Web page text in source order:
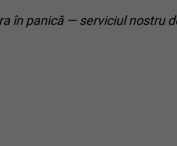
în panică — serviciul